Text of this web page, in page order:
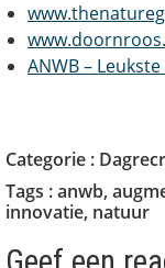
ANWB –
Categorie :
Tags :anwb,
innovatie, natuur